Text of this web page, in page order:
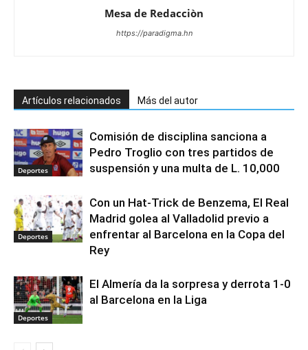
Mesa de Redacciòn
https://paradigma.hn
Artículos relacionados Más del autor
Deportes
Comisión de disciplina sanciona a
Pedro Troglio con tres partidos de
suspensión y una multa de L. 10,000
Deportes
Con un Hat-Trick de Benzema, El Real
Madrid golea al Valladolid previo a
enfrentar al Barcelona en la Copa del
Rey
Deportes
El Almería da la sorpresa y derrota 1-0
al Barcelona en la Liga